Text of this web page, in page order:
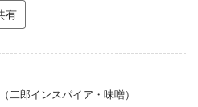
有
二郎インスパイア・味噌）